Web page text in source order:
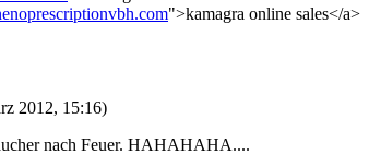
">kamagra online sales</a>
2012, 15:16)
nach Feuer. HAHAHAHA....